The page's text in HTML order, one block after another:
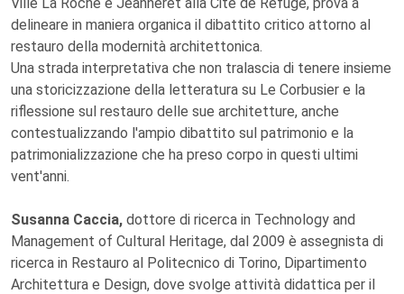
delineare in maniera organica il dibattito critico attorno al
restauro della modernità architettonica.
Una strada interpretativa che non tralascia di tenere insieme
una storicizzazione della letteratura su Le Corbusier e la
riflessione sul restauro delle sue architetture, anche
contestualizzando l'ampio dibattito sul patrimonio e la
patrimonializzazione che ha preso corpo in questi ultimi
vent'anni.
Susanna Caccia, dottore di ricerca in Technology and
Management of Cultural Heritage, dal 2009 è assegnista di
ricerca in Restauro al Politecnico di Torino, Dipartimento
Architettura e Design, dove svolge attività didattica per il